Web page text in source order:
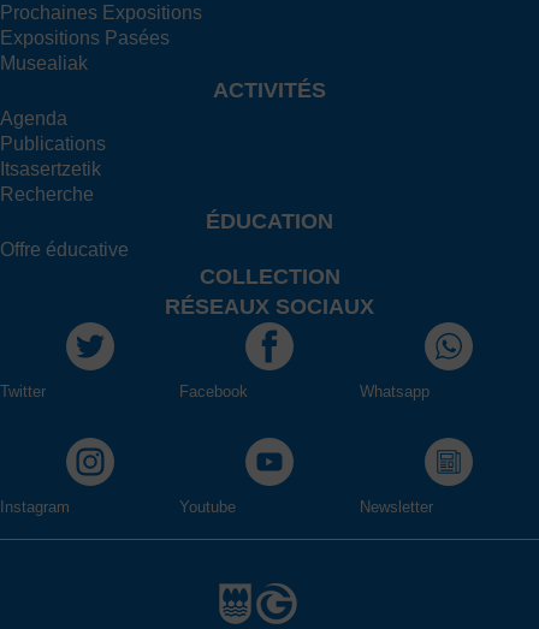
Prochaines Expositions
Expositions Pasées
Musealiak
ACTIVITÉS
Agenda
Publications
Itsasertzetik
Recherche
ÉDUCATION
Offre éducative
COLLECTION
RÉSEAUX SOCIAUX
Twitter Facebook Whatsapp
Instagram Youtube Newsletter